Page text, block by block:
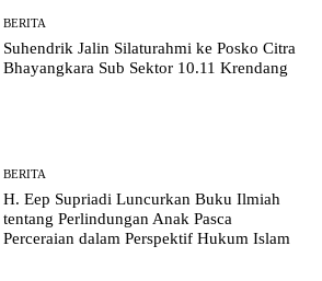
BERITA
Suhendrik Jalin Silaturahmi ke Posko Citra
Bhayangkara Sub Sektor 10.11 Krendang
BERITA
H. Eep Supriadi Luncurkan Buku Ilmiah
tentang Perlindungan Anak Pasca
Perceraian dalam Perspektif Hukum Islam